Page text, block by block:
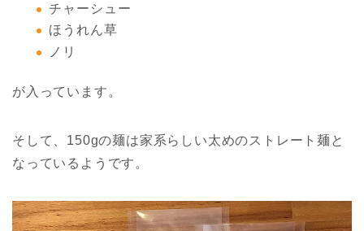
チャーシュー
ほうれん草
ノリ
が入っています。
そして、150gの麺は家系らしい太めのストレート麺と
なっているようです。